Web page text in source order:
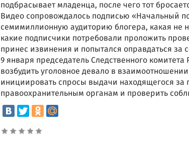
подбрасывает младенца, после чего тот
Видео сопровождалось подписью «Начальный
семимиллионную аудиторию блогера, какая не
какие подписчики потребовали проложить
принес извинения и попытался оправдаться за
9 января председатель Следственного
возбудить уголовное девало в
инициировать спросы выдачи находящегося за
правоохранительным органам и проверить